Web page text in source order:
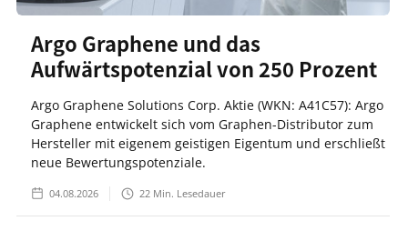
Argo Graphene und das
Aufwärtspotenzial von 250 Prozent
Argo Graphene Solutions Corp. Aktie (WKN: A41C57): Argo
Graphene entwickelt sich vom Graphen-Distributor zum
Hersteller mit eigenem geistigen Eigentum und erschließt
neue Bewertungspotenziale.
04.08.2026 22 Min. Lesedauer